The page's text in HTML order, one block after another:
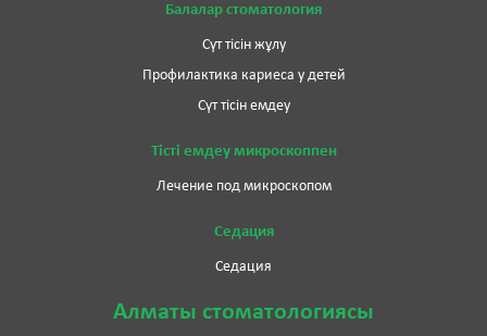
Балалар стоматология
Сүт тісін жұлу
Профилактика кариеса у детей
Сүт тісін емдеу
Тісті емдеу микроскоппен
Лечение под микроскопом
Седация
Седация
Алматы стоматологиясы